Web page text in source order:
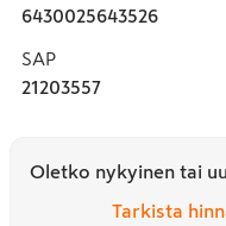
6430025643526
SAP
21203557
Oletko nykyinen tai
Tarkista